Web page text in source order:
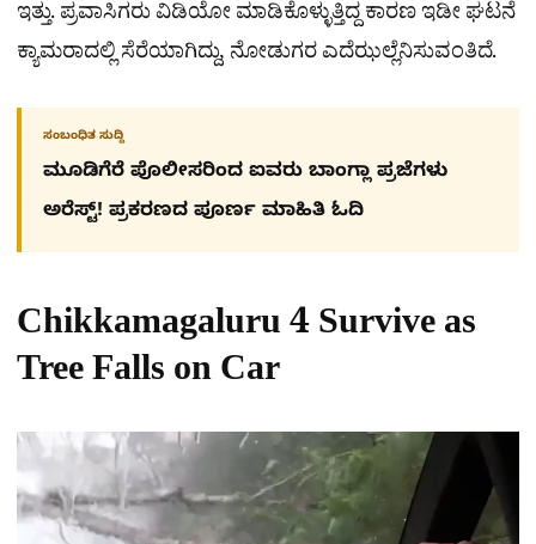
ಇತ್ತು. ಪ್ರವಾಸಿಗರು ವಿಡಿಯೋ ಮಾಡಿಕೊಳ್ಳುತ್ತಿದ್ದ ಕಾರಣ ಇಡೀ ಘಟನೆ
ಕ್ಯಾಮರಾದಲ್ಲಿ ಸೆರೆಯಾಗಿದ್ದು, ನೋಡುಗರ ಎದೆಝಲ್ಲೆನಿಸುವಂತಿದೆ.
ಸಂಬಂಧಿತ ಸುದ್ದಿ
ಮೂಡಿಗೆರೆ ಪೊಲೀಸರಿಂದ ಐವರು ಬಾಂಗ್ಲಾ ಪ್ರಜೆಗಳು
ಅರೆಸ್ಟ್! ಪ್ರಕರಣದ ಪೂರ್ಣ ಮಾಹಿತಿ ಓದಿ
Chikkamagaluru 4 Survive as
Tree Falls on Car